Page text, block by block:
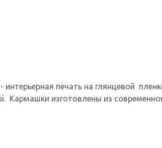
печать на глянцевой
Кармашки изготовлены из